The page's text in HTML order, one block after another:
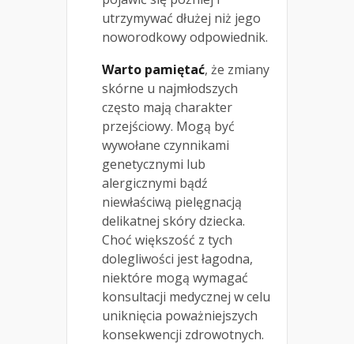
utrzymywać dłużej niż jego
noworodkowy odpowiednik.
Warto pamiętać, że zmiany
skórne u najmłodszych
często mają charakter
przejściowy. Mogą być
wywołane czynnikami
genetycznymi lub
alergicznymi bądź
niewłaściwą pielęgnacją
delikatnej skóry dziecka.
Choć większość z tych
dolegliwości jest łagodna,
niektóre mogą wymagać
konsultacji medycznej w celu
uniknięcia poważniejszych
konsekwencji zdrowotnych.